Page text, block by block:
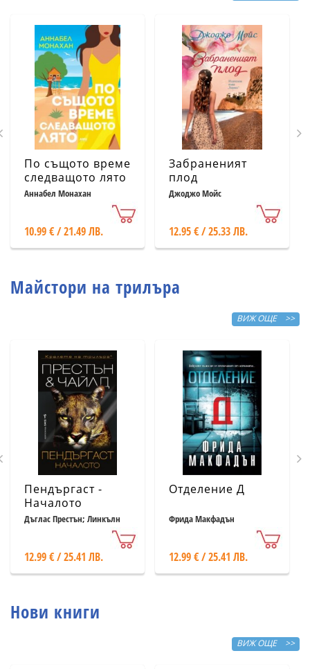
По същото време
следващото лято
Аннабел Монахан
10.99 € / 21.49 ЛВ.
Забраненият
плод
Джоджо Мойс
12.95 € / 25.33 ЛВ.
Майстори на трилъра
ВИЖ ОЩЕ >>
Пендъргаст -
Началото
Дъглас Престън; Линкълн
12.99 € / 25.41 ЛВ.
Отделение Д
Фрида Макфадън
12.99 € / 25.41 ЛВ.
Нови книги
ВИЖ ОЩЕ >>